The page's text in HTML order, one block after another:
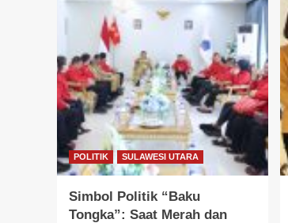
POLITIK SULAWESI UTARA
Simbol Politik “Baku
Tongka”: Saat Merah dan